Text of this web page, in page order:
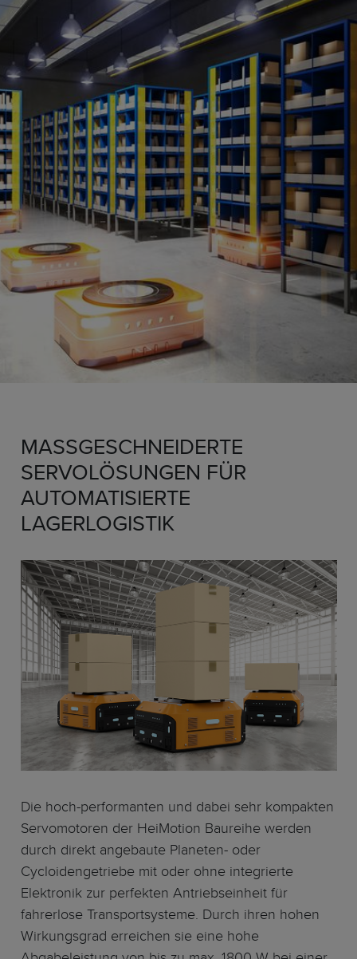
MASSGESCHNEIDERTE S
ERVOLÖSUNGEN FÜR A
UTOMATISIERTE L
AGERLOGISTIK
Die hoch-performanten und dabei sehr kompakten
Servomotoren der HeiMotion Baureihe werden
durch direkt angebaute Planeten- oder
Cycloidengetriebe mit oder ohne integrierte
Elektronik zur perfekten Antriebseinheit für
fahrerlose Transportsysteme. Durch ihren hohen
Wirkungsgrad erreichen sie eine hohe